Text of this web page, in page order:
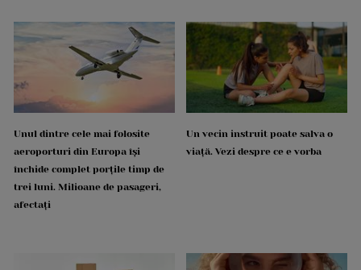
Unul dintre cele mai folosite
aeroporturi din Europa își
închide complet porțile timp de
trei luni. Milioane de pasageri,
afectați
Un vecin instruit poate salva o
viață. Vezi despre ce e vorba